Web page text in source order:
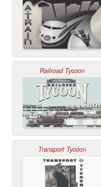
Railroad Tycoon
Transport Tycoon